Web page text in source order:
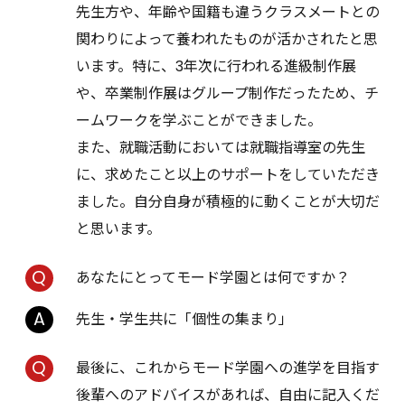
先生方や、年齢や国籍も違うクラスメートとの
関わりによって養われたものが活かされたと思
います。特に、3年次に行われる進級制作展
や、卒業制作展はグループ制作だったため、チ
ームワークを学ぶことができました。
また、就職活動においては就職指導室の先生
に、求めたこと以上のサポートをしていただき
ました。自分自身が積極的に動くことが大切だ
と思います。
あなたにとってモード学園とは何ですか？
先生・学生共に「個性の集まり」
最後に、これからモード学園への進学を目指す
後輩へのアドバイスがあれば、自由に記入くだ